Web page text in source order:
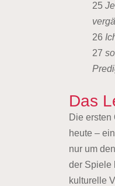
25
26
27
Das
Die ersten
heute –
nur um
der Spiele
kulturelle